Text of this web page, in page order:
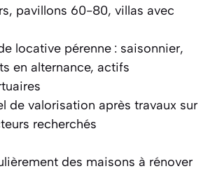
pavillons 60-80, villas avec
locative pérenne : saisonnier,
en alternance, actifs
de valorisation après travaux sur
recherchés
des maisons à rénover